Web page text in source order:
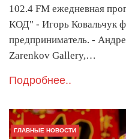
102.4 FM ежедневная
КОД" - Игорь Ковальчук
предприниматель. -
Zarenkov Gallery,…
Подробнее..
ГЛАВНЫЕ НОВОСТИ